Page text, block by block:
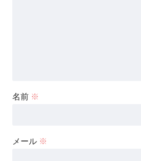
名前 ※
メール ※